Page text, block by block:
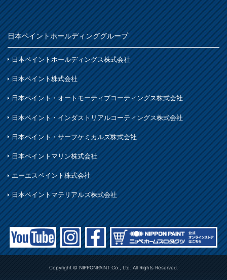
日本ペイントホールディンググループ
日本ペイントホールディングス株式会社
日本ペイント株式会社
日本ペイント・オートモーティブコーティングス株式会社
日本ペイント・インダストリアルコーティングス株式会社
日本ペイント・サーフケミカルズ株式会社
日本ペイントマリン株式会社
エーエスペイント株式会社
日本ペイントマテリアルズ株式会社
Copyright © NIPPONPAINT Co., Ltd. All Rights Reserved.